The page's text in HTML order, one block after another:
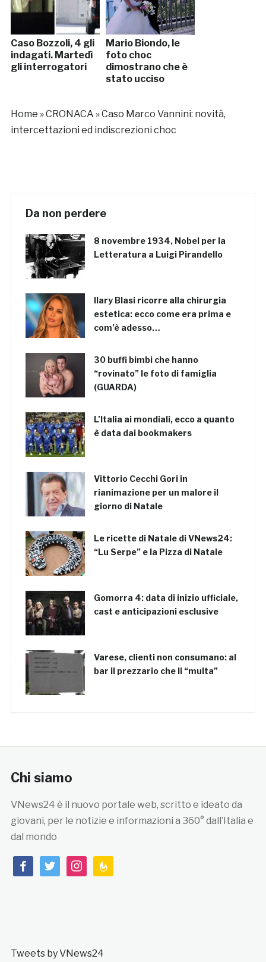
Caso Bozzoli, 4 gli
indagati. Martedì
gli interrogatori
Mario Biondo, le
foto choc
dimostrano che è
stato ucciso
Home »CRONACA »Caso Marco Vannini: novità,
intercettazioni ed indiscrezioni choc
Da non perdere
8 novembre 1934, Nobel per la
Letteratura a Luigi Pirandello
Ilary Blasi ricorre alla chirurgia
estetica: ecco come era prima e
com’è adesso…
30 buffi bimbi che hanno
“rovinato” le foto di famiglia
(GUARDA)
L’Italia ai mondiali, ecco a quanto
è data dai bookmakers
Vittorio Cecchi Gori in
rianimazione per un malore il
giorno di Natale
Le ricette di Natale di VNews24:
“Lu Serpe” e la Pizza di Natale
Gomorra 4: data di inizio ufficiale,
cast e anticipazioni esclusive
Varese, clienti non consumano: al
bar il prezzario che li “multa”
Chi siamo
VNews24 è il nuovo portale web, scritto e ideato da
giovani, per le notizie e informazioni a 360° dall’Italia e
dal mondo
facebooktwitterinstagramfeedburner
Tweets by VNews24